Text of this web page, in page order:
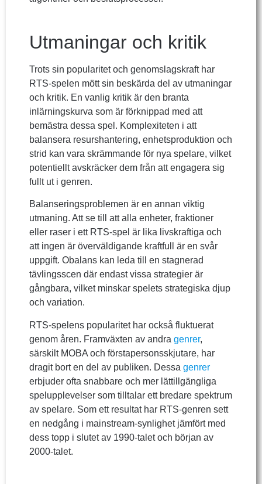
Utmaningar och kritik
Trots sin popularitet och genomslagskraft har
RTS-spelen mött sin beskärda del av utmaningar
och kritik. En vanlig kritik är den branta
inlärningskurva som är förknippad med att
bemästra dessa spel. Komplexiteten i att
balansera resurshantering, enhetsproduktion och
strid kan vara skrämmande för nya spelare, vilket
potentiellt avskräcker dem från att engagera sig
fullt ut i genren.
Balanseringsproblemen är en annan viktig
utmaning. Att se till att alla enheter, fraktioner
eller raser i ett RTS-spel är lika livskraftiga och
att ingen är överväldigande kraftfull är en svår
uppgift. Obalans kan leda till en stagnerad
tävlingsscen där endast vissa strategier är
gångbara, vilket minskar spelets strategiska djup
och variation.
RTS-spelens popularitet har också fluktuerat
genom åren. Framväxten av andra genrer,
särskilt MOBA och förstapersonsskjutare, har
dragit bort en del av publiken. Dessa genrer
erbjuder ofta snabbare och mer lättillgängliga
spelupplevelser som tilltalar ett bredare spektrum
av spelare. Som ett resultat har RTS-genren sett
en nedgång i mainstream-synlighet jämfört med
dess topp i slutet av 1990-talet och början av
2000-talet.